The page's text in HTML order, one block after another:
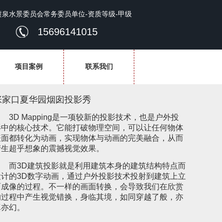
泉水景委员会常务委员单位-资质等级-甲级
15696141015
项目案例 联系我们
家口夏华园烟囱投影秀
Mapping是一项较新的投影技术，也是户外投
的核心技术。它能打破物理空间，可以让任何物体
都转化为动画，实现物体与动画的完美融合，从而
超乎想象的震撼视觉效果。
3D建筑投影就是利用建筑本身的建筑结构特点而
的3D数字动画，通过户外投影技术投射到建筑上立
像的过程。不一样的画面转换，会导致我们在欣赏
程中产生视觉错换，身临其境，如同穿越了般，亦
幻。